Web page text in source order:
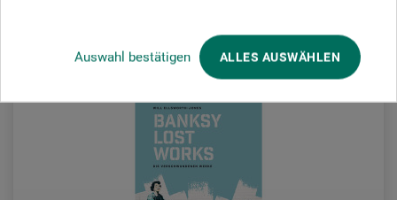
Auswahl bestätigen ALLES AUSWÄHLEN